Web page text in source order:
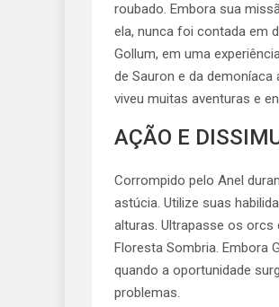
roubado. Embora sua
ela, nunca foi contada em
Gollum, em uma
de Sauron e da demoníaca
viveu muitas aventuras e
AÇÃO E
Corrompido pelo Anel
astúcia. Utilize suas
alturas. Ultrapasse os
Floresta Sombria. Embora
quando a oportunidade
problemas.